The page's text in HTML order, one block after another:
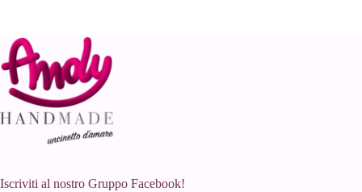
Iscriviti al nostro Gruppo Facebook!